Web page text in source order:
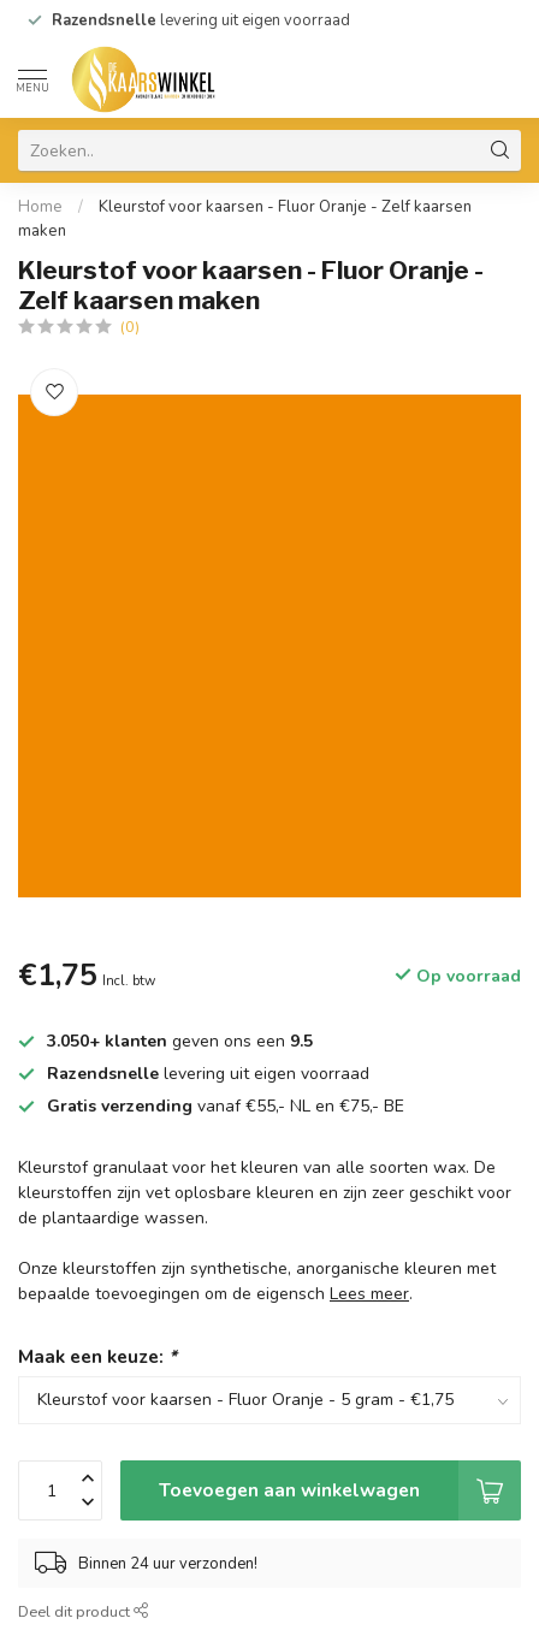
Razendsnelle levering uit eigen voorraad
MENU
Home /
Kleurstof voor kaarsen - Fluor Oranje - Zelf kaarsen
maken
Kleurstof voor kaarsen - Fluor Oranje -
Zelf kaarsen maken
(0)
€1,75 Incl. btw Op voorraad
3.050+ klanten geven ons een 9.5
Razendsnelle levering uit eigen voorraad
Gratis verzending vanaf €55,- NL en €75,- BE
Kleurstof granulaat voor het kleuren van alle soorten wax. De
kleurstoffen zijn vet oplosbare kleuren en zijn zeer geschikt voor
de plantaardige wassen.
Onze kleurstoffen zijn synthetische, anorganische kleuren met
bepaalde toevoegingen om de eigensch Lees meer.
Maak een keuze: *
Toevoegen aan winkelwagen
Binnen 24 uur verzonden!
Deel dit product